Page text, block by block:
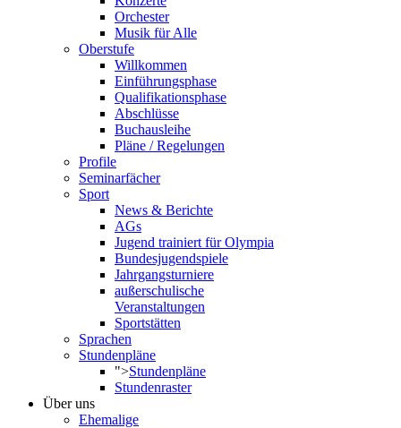
Orchester
Musik für Alle
Oberstufe
Willkommen
Einführungsphase
Qualifikationsphase
Abschlüsse
Buchausleihe
Pläne / Regelungen
Profile
Seminarfächer
Sport
News & Berichte
AGs
Jugend trainiert für Olympia
Bundesjugendspiele
Jahrgangsturniere
außerschulische
Veranstaltungen
Sportstätten
Sprachen
Stundenpläne
">Stundenpläne
Stundenraster
Über uns
Ehemalige